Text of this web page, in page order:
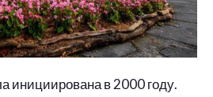
инициирована в 2000 году.